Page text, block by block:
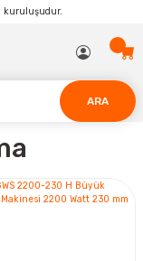
kuruluşudur.
ARA